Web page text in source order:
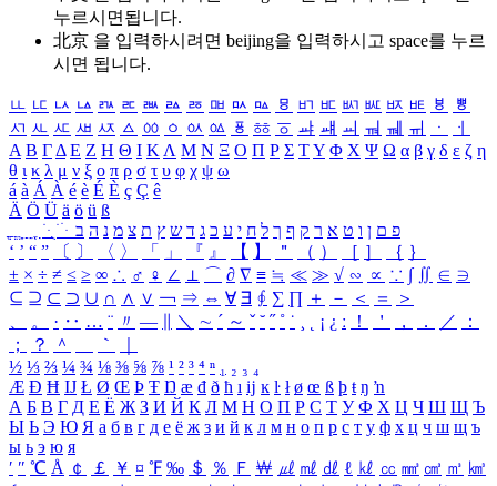
누르시면됩니다.
北京 을 입력하시려면 beijing을 입력하시고 space를 누르
시면 됩니다.
ㅥ ㅦ ㅧ ㅨ ㅩ ㅪ ㅫ ㅬ ㅭ ㅮ ㅯ ㅰ ㅱ ㅲ ㅳ ㅴ ㅵ ㅶ ㅷ ㅸ
ㅹ
ㅺ ㅻ ㅼ ㅽ ㅾ ㅿ ㆀ ㆁ ㆂ ㆃ ㆄ ㆅ ㆆ ㆇ ㆈ ㆉ ㆊ ㆋ ㆌ ㆍ
ㆎ
Α Β ΓΔ Ε Ζ Η Θ Ι ΚΛ Μ Ν Ξ Ο Π Ρ Σ ΤΥ Φ Χ Ψ Ω α β γ δ ε ζ η
θ ι κ λ μ ν ξ ο π ρ σ τ υ φ χ ψ ω
á à Á À é è É È ç Ç ê
Ä Ö Ü ä ö ü ß
ִֶֹ ֻּ ׁׂ פ ם ן ו ט א ר ק ף ך ל ח י ע כ ג ד ש ץ ת צ מ נ ה ב
‘ ’ “ ” 〔 〕 〈 〉 「 」 『 』 【 】 ＂ （ ） ［ ］ ｛ ｝
± × ÷ ≠ ≤ ≥ ∞ ∴ ♂ ♀ ∠ ⊥ ⌒ ∂ ∇ ≡ ≒ ≪ ≫ √ ∽ ∝ ∵ ∫ ∬ ∈ ∋
⊆ ⊇ ⊂ ⊃ ∪ ∩ ∧ ∨ ￢ ⇒ ⇔ ∀ ∃ ∮ ∑ ∏ ＋ － ＜ ＝
＞
、
。 · ‥ … ¨ 〃 ― ＼ ∼ ´ ～ ˇ ˘ ˝ ˚ ˙ ¸ ¡ ¿ ː ！ ＇ ， ． ／
：
；
？ ＾ ｀
½ ⅓ ⅔ ¼ ¾ ⅛ ⅜ ⅝ ⅞ ¹ ² ³ ⁴ ⁿ ₁ ₂ ₃ ₄
Æ Ð Ħ Ĳ Ł Ø Œ Þ Ŧ Ŋ æ đ ð ħ ı ĳ ĸ ŀ ł ø œ ß þ ŧ ŋ ŉ
А Б В Г Д Е Ё Ж З И Й К Л М Н О П Р С Т У Ф Х Ц Ч Ш Щ Ъ
Ы Ь Э Ю Я а б в г д е ё ж з и й к л м н о п р с т у ф х ц ч ш щ ъ
ы ь э ю я
′ ″ ℃ Å ￠ ￡ ￥ ¤ ℉ ‰ ＄ ％ Ｆ ￦ ㎕ ㎖ ㎗ ℓ ㎘ ㏄ ㎣ ㎤ ㎥ ㎦